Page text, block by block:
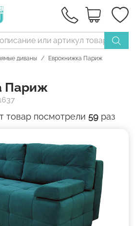
диваны Еврокнижка Париж
Париж
товар посмотрели 59раз